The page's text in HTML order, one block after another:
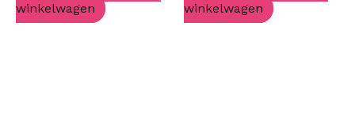
winkelwagen
winkelwagen